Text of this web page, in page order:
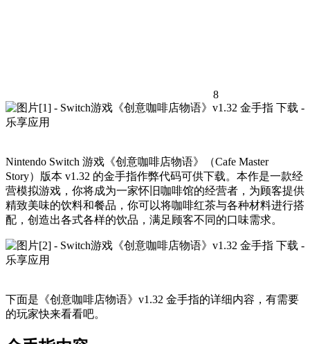
8
Nintendo Switch 游戏《创意咖啡店物语》（Cafe Master
Story）版本 v1.32 的金手指作弊代码可供下载。本作是一款经
营模拟游戏，你将成为一家怀旧咖啡馆的经营者，为顾客提供
精致美味的饮料和餐品，你可以将咖啡红茶与各种材料进行搭
配，创造出各式各样的饮品，满足顾客不同的口味需求。
下面是《创意咖啡店物语》v1.32 金手指的详细内容，有需要
的玩家快来看看吧。